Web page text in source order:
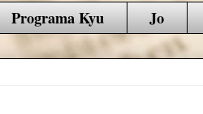
Programa Kyu Jo